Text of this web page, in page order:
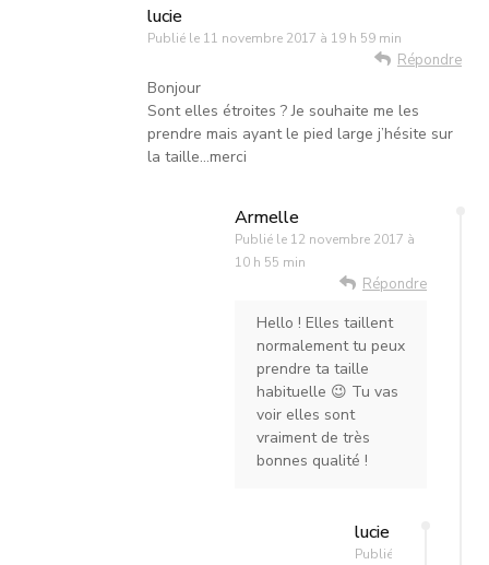
lucie
Publié le 11 novembre 2017 à 19 h 59 min
Répondre
Bonjour
Sont elles étroites ? Je souhaite me les
prendre mais ayant le pied large j’hésite sur
la taille…merci
Armelle
Publié le 12 novembre 2017 à
10 h 55 min
Répondre
Hello ! Elles taillent
normalement tu peux
prendre ta taille
habituelle 😉 Tu vas
voir elles sont
vraiment de très
bonnes qualité !
lucie
Publié le